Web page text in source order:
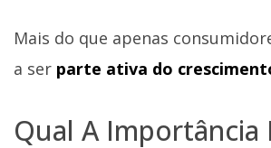
Mais do que apenas
a ser parte ativa do
Qual A Importância